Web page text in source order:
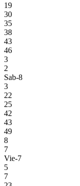
19
30
35
38
43
46
3
2
Sab-8
3
22
25
42
43
49
8
7
Vie-7
5
7